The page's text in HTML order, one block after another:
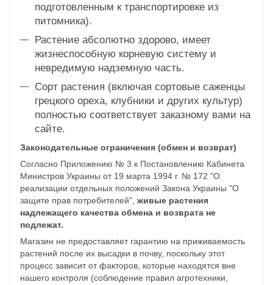
подготовленным к транспортировке из
питомника).
Растение абсолютно здорово, имеет
жизнеспособную корневую систему и
невредимую надземную часть.
Сорт растения (включая сортовые саженцы
грецкого ореха, клубники и других культур)
полностью соответствует заказному вами на
сайте.
Законодательные ограничения (обмен и возврат)
Согласно Приложению № 3 к Постановлению Кабинета
Министров Украины от 19 марта 1994 г. № 172 "О
реализации отдельных положений Закона Украины "О
защите прав потребителей", живые растения
надлежащего качества обмена и возврата не
подлежат.
Магазин не предоставляет гарантию на приживаемость
растений после их высадки в почву, поскольку этот
процесс зависит от факторов, которые находятся вне
нашего контроля (соблюдение правил агротехники,